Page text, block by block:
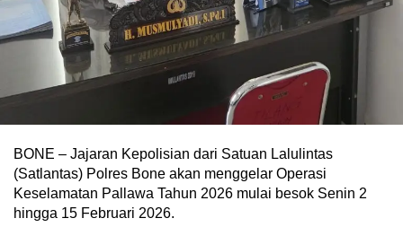
BONE – Jajaran Kepolisian dari Satuan Lalulintas
(Satlantas) Polres Bone akan menggelar Operasi
Keselamatan Pallawa Tahun 2026 mulai besok Senin 2
hingga 15 Februari 2026.